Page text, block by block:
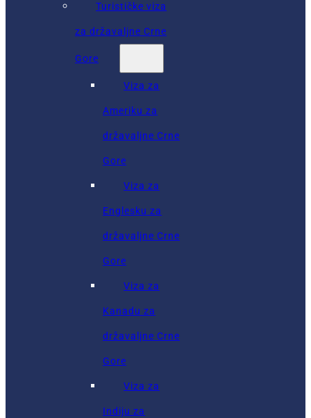
Turističke viza
za državaljne Crne
Gore
Viza za
Ameriku za
državaljne Crne
Gore
Viza za
Englesku za
državaljne Crne
Gore
Viza za
Kanadu za
državaljne Crne
Gore
Viza za
Indiju za